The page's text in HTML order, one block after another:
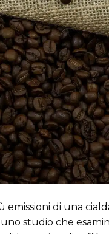
di una
studio che